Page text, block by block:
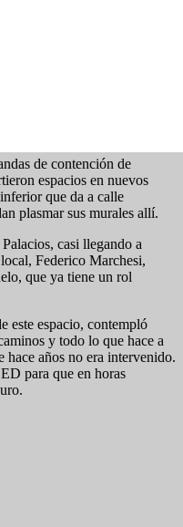
de contención de
espacios en nuevos
que da a calle
plasmar sus murales allí.
casi llegando a
Federico Marchesi,
que ya tiene un rol
este espacio, contempló
y todo lo que hace a
hace años no era intervenido.
para que en horas